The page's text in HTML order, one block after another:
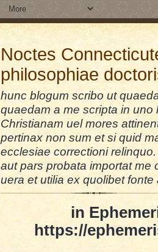
Noctes
philosophiae
hunc blogum scribo ut
quaedam a me scripta in
Christianam uel mores
pertinax non sum et si quid
ecclesiae correctioni
aut pars probata importat me
uera et utilia ex quolibet fonte
in
https://